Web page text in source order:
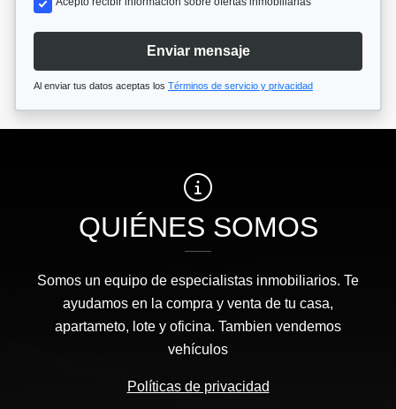
Enviar mensaje
Al enviar tus datos aceptas los Términos de servicio y privacidad
QUIÉNES SOMOS
Somos un equipo de especialistas inmobiliarios. Te
ayudamos en la compra y venta de tu casa,
apartameto, lote y oficina. Tambien vendemos
vehículos
Políticas de privacidad